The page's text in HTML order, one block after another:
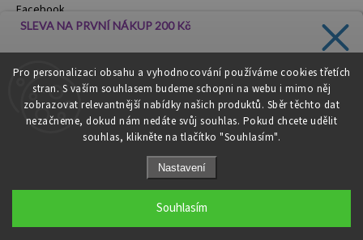
Pro personalizaci obsahu a vyhodnocování používáme cookies třetích
stran. S vaším souhlasem budeme schopni na webu i mimo něj
zobrazovat relevantnější nabídky našich produktů. Sběr těchto dat
nezačneme, dokud nám nedáte svůj souhlas. Pokud chcete udělit
souhlas, klikněte na tlačítko "Souhlasím".
Nastavení
Souhlasím
Facebook
Instagram
Moje objednávka - odstoupení od smlouvy
SLEVA NA PRVNÍ NÁKUP 200 Kč
slevách přímo do vaší schránky!
Zásady zpracování osobních údajů